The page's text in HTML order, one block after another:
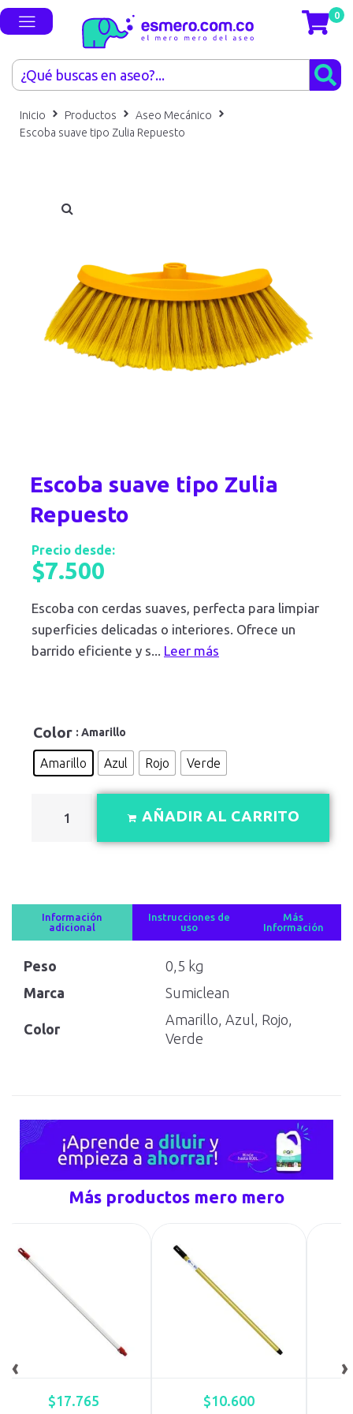
0
Inicio Productos
Aseo Mecánico
Escoba suave tipo Zulia Repuesto
Escoba suave tipo Zulia
Repuesto
Precio desde:
$7.500
Escoba con cerdas suaves, perfecta para limpiar
superficies delicadas o interiores. Ofrece un
barrido eficiente y s... Leer más
Color : Amarillo
Amarillo Azul Rojo Verde
AÑADIR AL CARRITO
Información
adicional
Instrucciones de
uso
Más
Información
Peso
0,5 kg
Marca
Sumiclean
Color
Amarillo, Azul, Rojo,
Verde
Más productos mero mero
‹
$17.765 $10.600
›